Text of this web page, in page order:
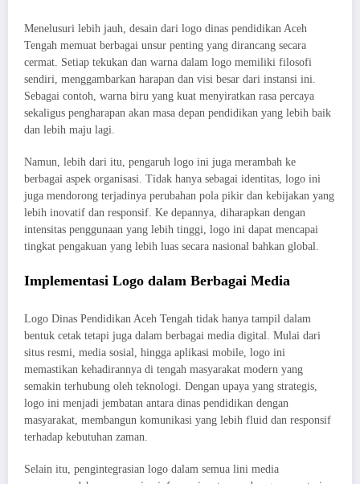
Menelusuri lebih jauh, desain dari logo dinas pendidikan Aceh
Tengah memuat berbagai unsur penting yang dirancang secara
cermat. Setiap tekukan dan warna dalam logo memiliki filosofi
sendiri, menggambarkan harapan dan visi besar dari instansi ini.
Sebagai contoh, warna biru yang kuat menyiratkan rasa percaya
sekaligus pengharapan akan masa depan pendidikan yang lebih baik
dan lebih maju lagi.
Namun, lebih dari itu, pengaruh logo ini juga merambah ke
berbagai aspek organisasi. Tidak hanya sebagai identitas, logo ini
juga mendorong terjadinya perubahan pola pikir dan kebijakan yang
lebih inovatif dan responsif. Ke depannya, diharapkan dengan
intensitas penggunaan yang lebih tinggi, logo ini dapat mencapai
tingkat pengakuan yang lebih luas secara nasional bahkan global.
Implementasi Logo dalam Berbagai Media
Logo Dinas Pendidikan Aceh Tengah tidak hanya tampil dalam
bentuk cetak tetapi juga dalam berbagai media digital. Mulai dari
situs resmi, media sosial, hingga aplikasi mobile, logo ini
memastikan kehadirannya di tengah masyarakat modern yang
semakin terhubung oleh teknologi. Dengan upaya yang strategis,
logo ini menjadi jembatan antara dinas pendidikan dengan
masyarakat, membangun komunikasi yang lebih fluid dan responsif
terhadap kebutuhan zaman.
Selain itu, pengintegrasian logo dalam semua lini media